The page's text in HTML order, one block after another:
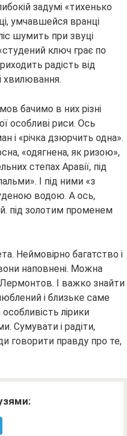
задумі «тихенько
умчавшейся вранці
шумить при звуці
ключ грає по
радість від
хвилювання.
бачимо в них різні
особливі риси. Ось
і «річка дзюрчить одна».
«одягнена, як ризою»,
степах Аравії, під
І під ними «з
водою. А ось,
під золотим променем
Неймовірно багатство і
наповнені. Можна
І важко знайти
і близьке саме
лірики
Сумувати і радіти,
говорити правду про те,